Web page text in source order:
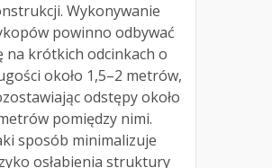
Wykonywanie
powinno odbywać
na krótkich odcinkach o
około 1,5–2 metrów,
odstępy około
pomiędzy nimi.
sposób minimalizuje
osłabienia struktury